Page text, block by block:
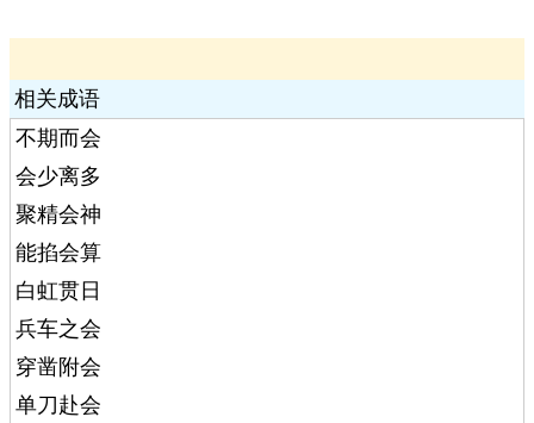
相关成语
不期而会
会少离多
聚精会神
能掐会算
白虹贯日
兵车之会
穿凿附会
单刀赴会